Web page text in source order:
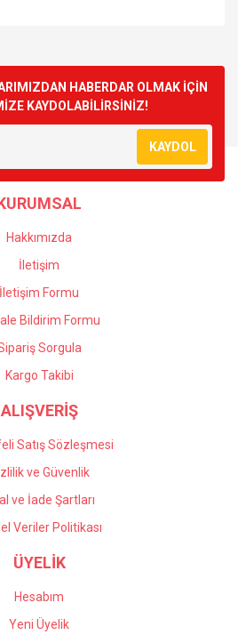
Yorum Yaz
teşekkür ederiz.
bozuk veya görüntülenemiyor.
bilgiler bulunuyor.
bulunuyor.
daha pahalı.
Gönder
HABERDAR OLMAK İÇİN
KAYDOLABİLİRSİNİZ!
KAYDOL
Hakkımızda
İletişim
İletişim Formu
Bildirim Formu
Sorgula
Kargo Takibi
ALIŞVERİŞ
Satış Sözleşmesi
ve Güvenlik
ve İade Şartları
Veriler Politikası
ÜYELİK
Hesabım
Yeni Üyelik